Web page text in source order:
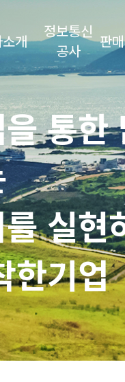
개
정보통신
공사
판
통한
실현
한기업